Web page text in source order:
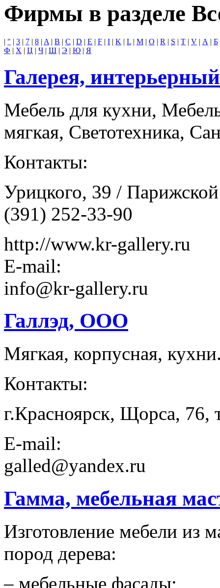
Фирмы в разделе
| " | 3 | 7 | 8 | A | B | C | D | E | F | I | K | L | M | O | R | S | T | V | А | Б
Ф | Х | Ц | Ч | Ш | Э | Ю | Я
Галерея,
Мебель для кухни,
мягкая, Светотехника,
Контакты:
Урицкого, 39 /
(391) 252-33-90
http://www.kr-gallery.ru
E-mail:
info@kr-gallery.ru
Галлэд, ООО
Мягкая, корпусная,
Контакты:
г.Красноярск, Щорса, 76,
E-mail:
galled@yandex.ru
Гамма, мебельная
Изготовление мебели из
пород дерева:
– мебельные фасады;